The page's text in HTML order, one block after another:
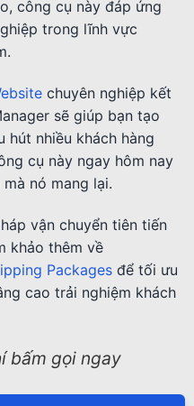
công cụ này đáp ứng
trong lĩnh vực
chuyên nghiệp kết
sẽ giúp bạn tạo
hút nhiều khách hàng
cụ này ngay hôm nay
nó mang lại.
vận chuyển tiên tiến
khảo thêm về
Packages để tối ưu
cao trải nghiệm khách
bấm gọi ngay